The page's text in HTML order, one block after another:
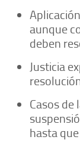
aunque
deben
Justicia
Casos de
hasta